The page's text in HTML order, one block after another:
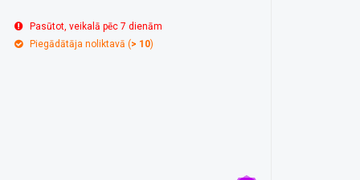
Pasūtot, veikalā pēc 7 dienām
Piegādātāja noliktavā (> 10)